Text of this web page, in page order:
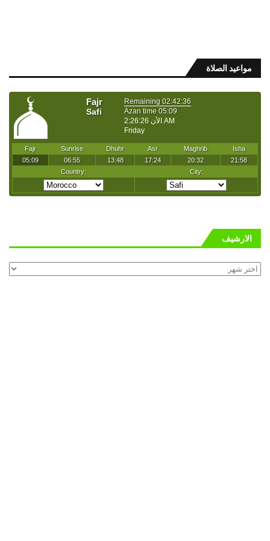
مواعيد الصلاة
الارشيف
الارشيف